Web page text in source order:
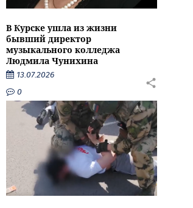
В Курске ушла из жизни
бывший директор
музыкального колледжа
Людмила Чунихина
13.07.2026
0